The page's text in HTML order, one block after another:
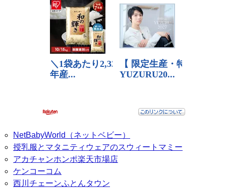
NetBabyWorld（ネットベビー）
授乳服とマタニティウェアのスウィートマミー
アカチャンホンポ楽天市場店
ケンコーコム
西川チェーンふとんタウン